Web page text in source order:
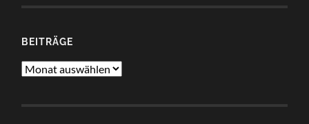
BEITRÄGE
Beiträge